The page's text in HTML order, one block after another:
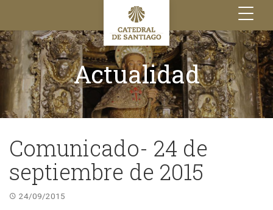
Toggle
navigation
Actualidad
Comunicado- 24 de
septiembre de 2015
24/09/2015